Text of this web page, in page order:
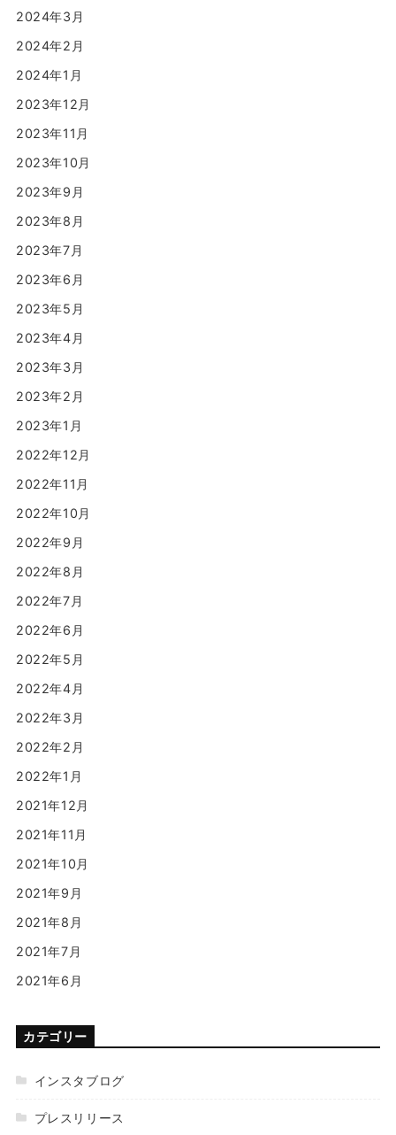
2024年3月
2024年2月
2024年1月
2023年12月
2023年11月
2023年10月
2023年9月
2023年8月
2023年7月
2023年6月
2023年5月
2023年4月
2023年3月
2023年2月
2023年1月
2022年12月
2022年11月
2022年10月
2022年9月
2022年8月
2022年7月
2022年6月
2022年5月
2022年4月
2022年3月
2022年2月
2022年1月
2021年12月
2021年11月
2021年10月
2021年9月
2021年8月
2021年7月
2021年6月
カテゴリー
インスタブログ
プレスリリース